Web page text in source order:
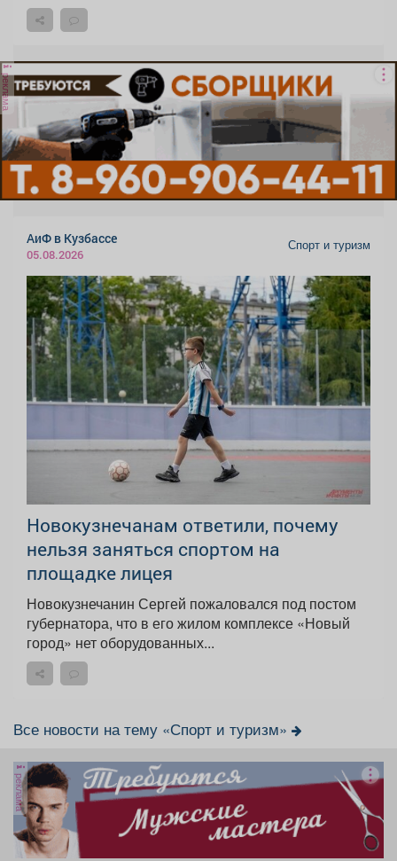
реклама
АиФ в Кузбассе
05.08.2026
Спорт и туризм
Новокузнечанам ответили, почему
нельзя заняться спортом на
площадке лицея
Новокузнечанин Сергей пожаловался под постом
губернатора, что в его жилом комплексе «Новый
город» нет оборудованных...
Все новости на тему «Спорт и туризм»
реклама